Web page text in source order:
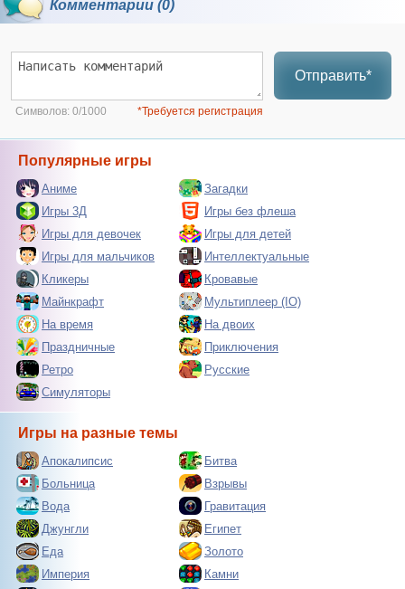
Комментарии (0)
Отправить*
Символов: 0/1000 *Требуется регистрация
Популярные игры
Аниме
Загадки
Игры 3Д
Игры без флеша
Игры для девочек
Игры для детей
Игры для мальчиков
Интеллектуальные
Кликеры
Кровавые
Майнкрафт
Мультиплеер (IO)
На время
На двоих
Праздничные
Приключения
Ретро
Русские
Симуляторы
Игры на разные темы
Апокалипсис
Битва
Больница
Взрывы
Вода
Гравитация
Джунгли
Египет
Еда
Золото
Империя
Камни